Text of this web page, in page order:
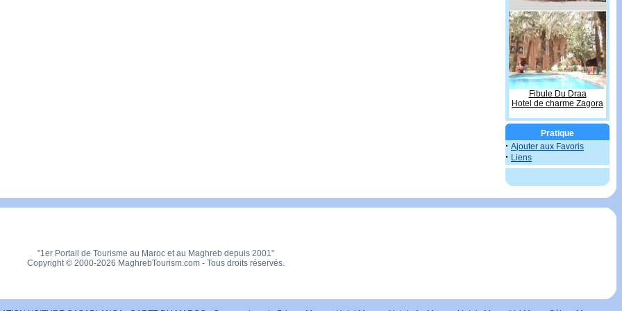
Fibule Du Draa
Hotel de charme Zagora
Pratique
· Ajouter aux Favoris
· Liens
"1er Portail de Tourisme au Maroc et au Maghreb depuis 2001"
Copyright © 2000-2026 MaghrebTourism.com - Tous droits réservés.